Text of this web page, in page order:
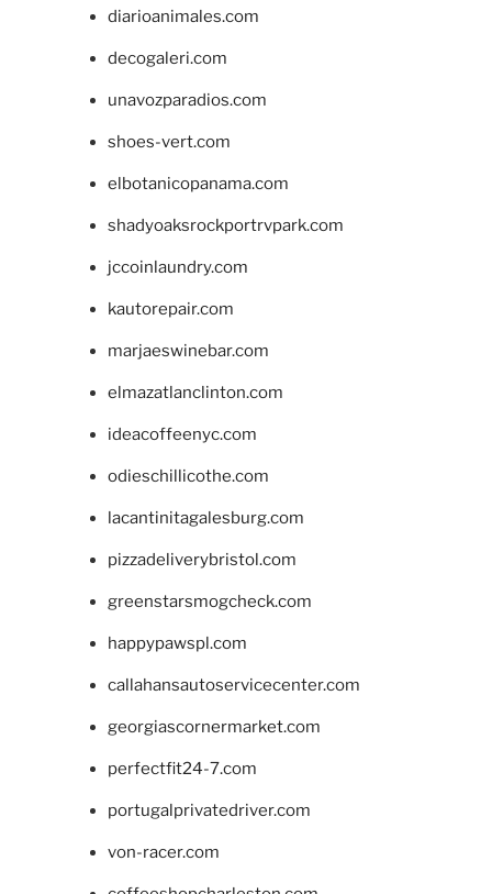
diarioanimales.com
decogaleri.com
unavozparadios.com
shoes-vert.com
elbotanicopanama.com
shadyoaksrockportrvpark.com
jccoinlaundry.com
kautorepair.com
marjaeswinebar.com
elmazatlanclinton.com
ideacoffeenyc.com
odieschillicothe.com
lacantinitagalesburg.com
pizzadeliverybristol.com
greenstarsmogcheck.com
happypawspl.com
callahansautoservicecenter.com
georgiascornermarket.com
perfectfit24-7.com
portugalprivatedriver.com
von-racer.com